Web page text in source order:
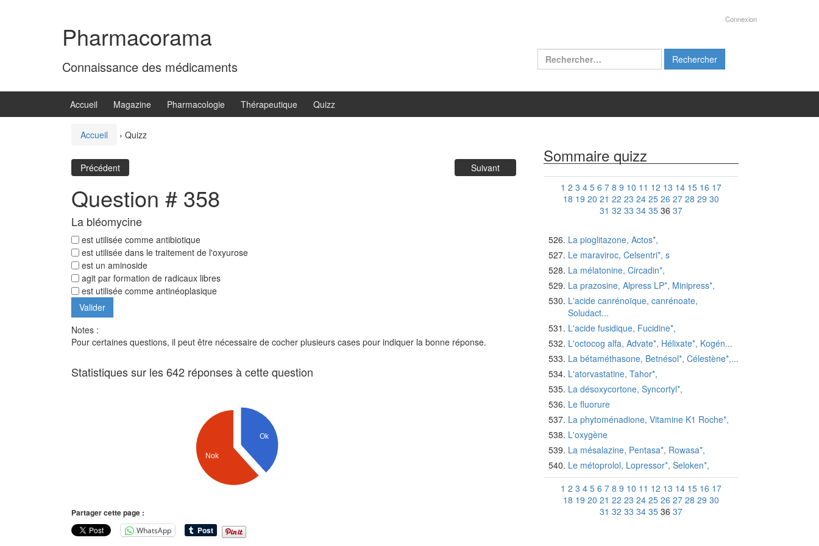
Pharmacorama
Connaissance des médicaments
Connexion
Rechercher :
Accueil Magazine Pharmacologie Thérapeutique Quizz
Accueil › Quizz
Précédent Suivant
Question # 358
La bléomycine
est utilisée comme antibiotique
est utilisée dans le traitement de l'oxyurose
est un aminoside
agit par formation de radicaux libres
est utilisée comme antinéoplasique
Notes :
Pour certaines questions, il peut être nécessaire de cocher plusieurs cases pour indiquer la bonne réponse.
Statistiques sur les 642 réponses à cette question
Ok
Nok
Partager cette page :
WhatsApp
Sommaire quizz
1 2 3 4 5 6 7 8 9 10 11 12 13 14 15 16 17
18 19 20 21 22 23 24 25 26 27 28 29 30
31 32 33 34 35 36 37
La pioglitazone, Actos*,
Le maraviroc, Celsentri*, s
La mélatonine, Circadin*,
La prazosine, Alpress LP*, Minipress*,
L'acide canrénoïque, canrénoate,
Soludact...
L'acide fusidique, Fucidine*,
L'octocog alfa, Advate*, Hélixate*, Kogén...
La bétaméthasone, Betnésol*, Célestène*,...
L'atorvastatine, Tahor*,
La désoxycortone, Syncortyl*,
Le fluorure
La phytoménadione, Vitamine K1 Roche*,
L'oxygène
La mésalazine, Pentasa*, Rowasa*,
Le métoprolol, Lopressor*, Seloken*,
1 2 3 4 5 6 7 8 9 10 11 12 13 14 15 16 17
18 19 20 21 22 23 24 25 26 27 28 29 30
31 32 33 34 35 36 37